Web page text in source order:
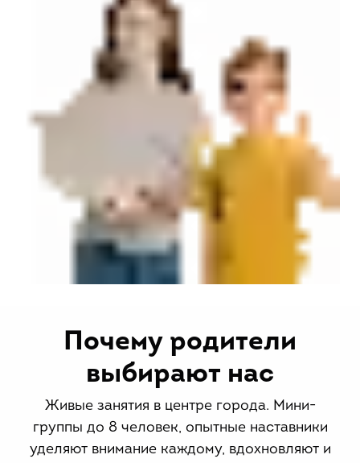
Почему родители
выбирают нас
Живые занятия в центре города. Мини-
группы до 8 человек, опытные наставники
уделяют внимание каждому, вдохновляют и